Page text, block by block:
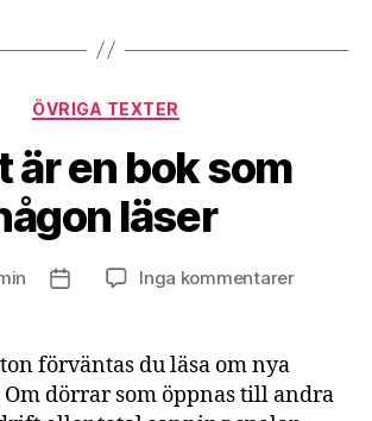
avsiktsförklaring
Kategorier
ÖVRIGA TEXTER
är en bok som
läser
InläggsdatumInga kommentarertill
bok
som
förväntas du läsa om nya
dörrar som öppnas till andra